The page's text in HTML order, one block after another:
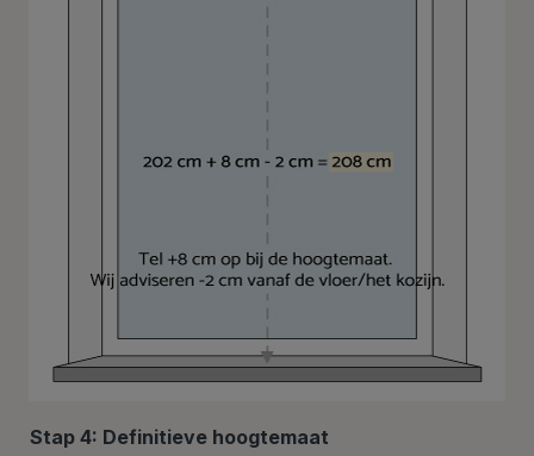
Stap 4: Definitieve hoogtemaat